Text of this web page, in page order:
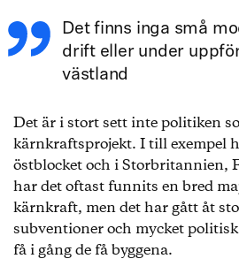
Det finns inga små
drift eller under
västland
Det är i stort sett inte politiken
kärnkraftsprojekt. I till exempel
östblocket och i Storbritannien,
har det oftast funnits en bred
kärnkraft, men det har gått åt
subventioner och mycket
få i gång de få byggena.